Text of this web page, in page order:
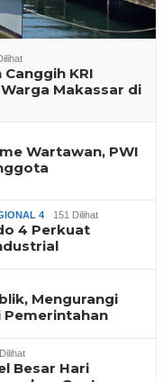
KRI
Makassar di
Wartawan, PWI
4 151 Dilihat
4 Perkuat
Mengurangi
Besar Hari